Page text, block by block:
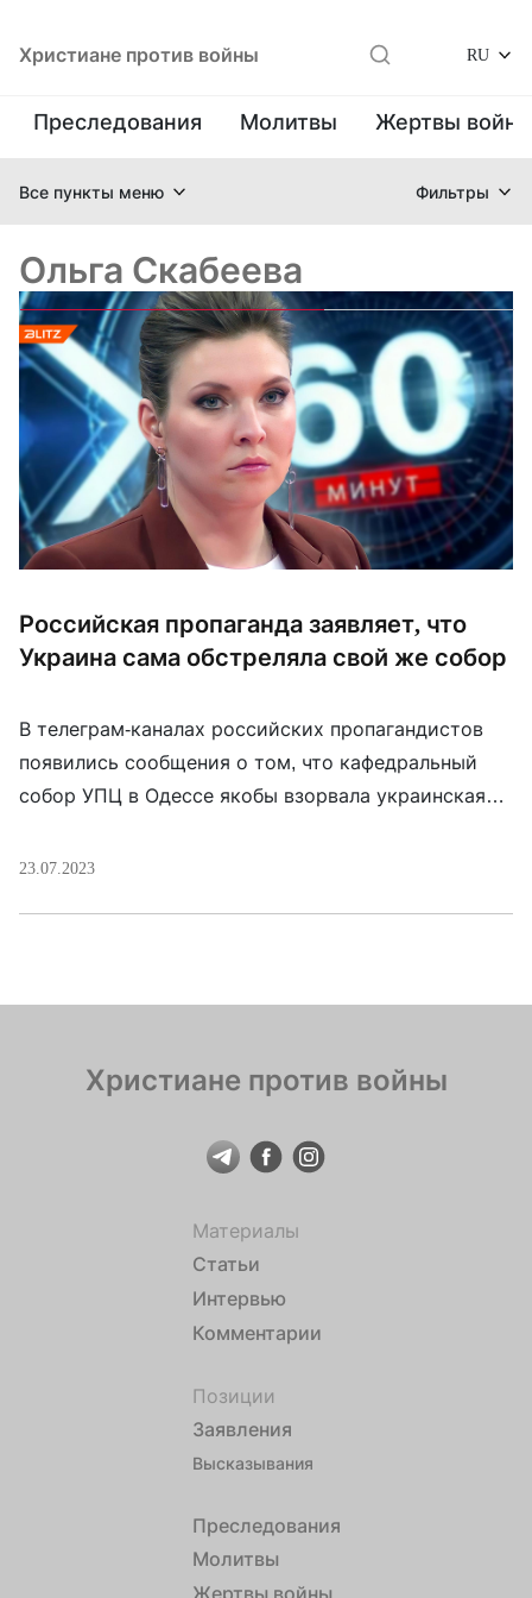
Христиане против войны RU
Преследования Молитвы Жертвы
Все пункты меню Фильтры
Ольга Скабеева
Российская пропаганда заявляет, что
Украина сама обстреляла свой же собор
В телеграм-каналах российских пропагандистов
появились сообщения о том, что кафедральный
собор УПЦ в Одессе якобы взорвала украинская
публикует кадры состояния Спасо-
23.07.2023
Христиане против войны
Материалы
Статьи
Интервью
Комментарии
Позиции
Заявления
Высказывания
Преследования
Молитвы
Жертвы войны